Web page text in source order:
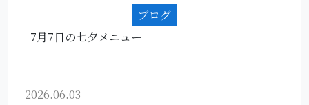
ブログ
7月7日の七夕メニュー
2026.06.03